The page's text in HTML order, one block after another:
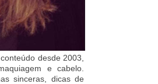
desde 2003,
e cabelo.
sinceras, dicas de